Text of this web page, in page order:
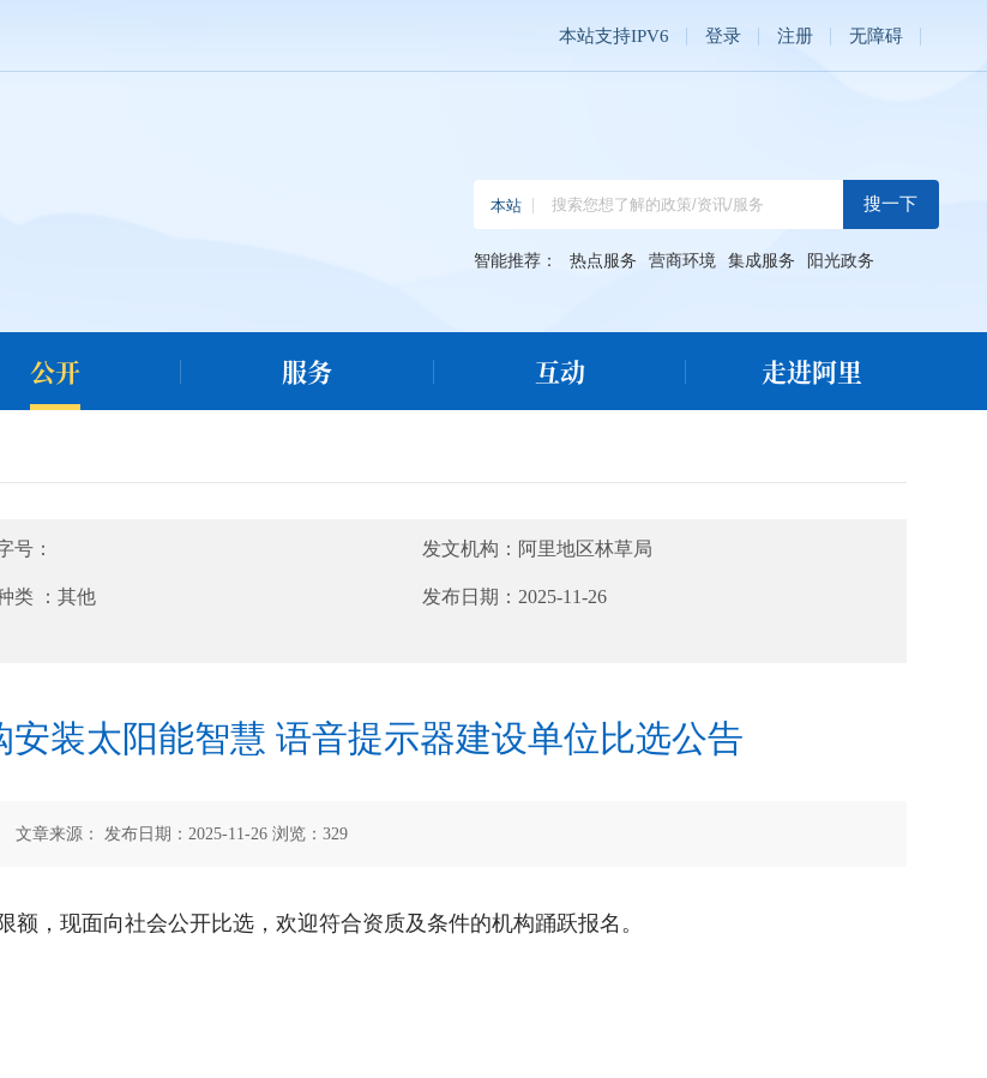
本站支持IPV6 登录 注册 无障碍
智能推荐： 热点服务 营商环境 集成服务 阳光政务
公开 服务 互动 走进阿里
号： 发文机构： 阿里地区林草局
类 ：其他 发布日期： 2025-11-26
装太阳能智慧 语音提示器建设单位比选公告
文章来源： 发布日期：2025-11-26 浏览： 329
，现面向社会公开比选，欢迎符合资质及条件的机构踊跃报名。